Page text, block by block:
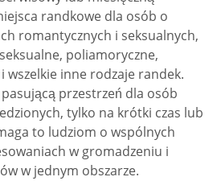
randkowe dla osób o
romantycznych i seksualnych,
poliamoryczne,
wszelkie inne rodzaje randek.
przestrzeń dla osób
tylko na krótki czas lub
to ludziom o wspólnych
w gromadzeniu i
w jednym obszarze.